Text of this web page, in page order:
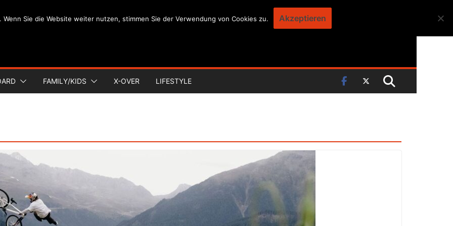
FAMILY/KIDS X-OVER LIFESTYLE
Wenn Sie die Website weiter nutzen, stimmen Sie der Verwendung von Cookies zu. Akzeptieren